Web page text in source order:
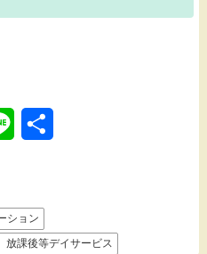
e
ション
放課後等デイサービス